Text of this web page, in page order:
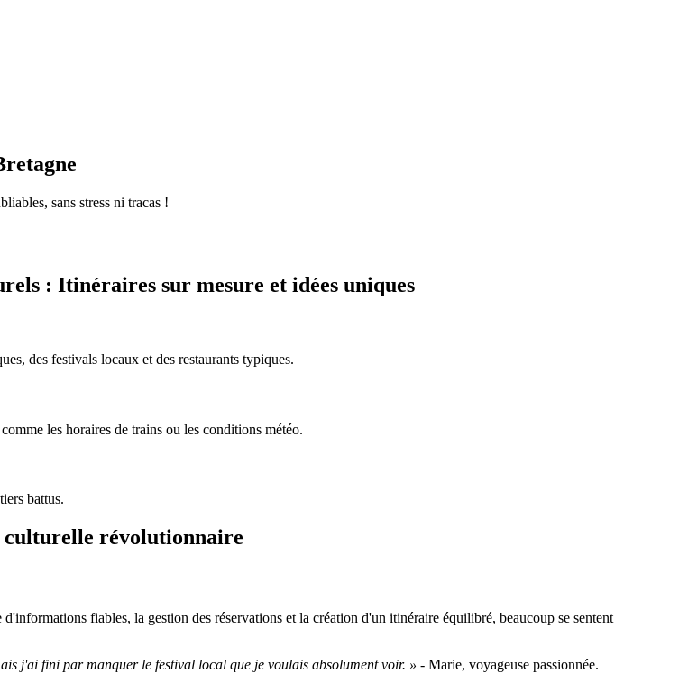
sans stress ni tracas !
: Itinéraires sur mesure et idées uniques
des festivals locaux et des restaurants typiques.
les horaires de trains ou les conditions météo.
battus.
culturelle révolutionnaire
fiables, la gestion des réservations et la création d'un itinéraire équilibré, beaucoup se sentent
j'ai fini par manquer le festival local que je voulais absolument voir. » - Marie, voyageuse passionnée.